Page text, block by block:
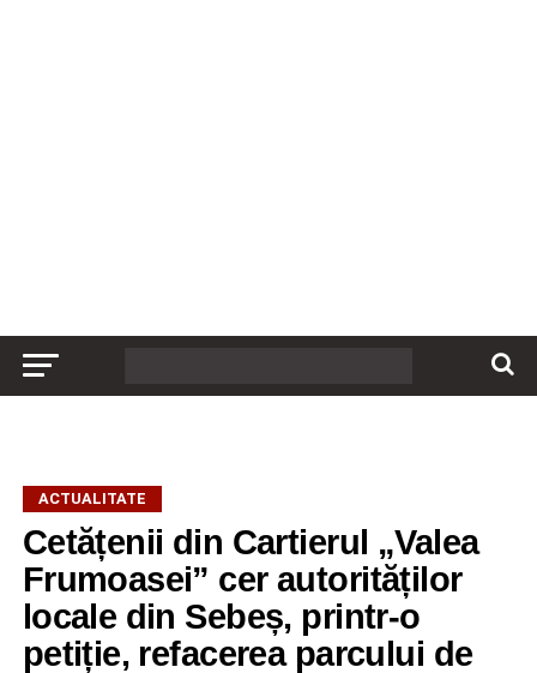
ACTUALITATE
Cetățenii din Cartierul „Valea
Frumoasei” cer autorităților
locale din Sebeș, printr-o
petiție, refacerea parcului de